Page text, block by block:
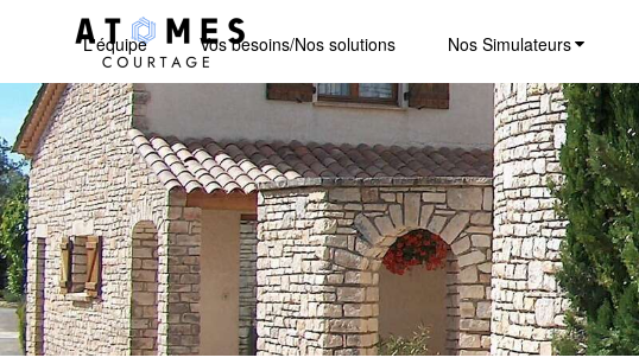
L'équipe Vos besoins/Nos solutions Nos Simulateurs